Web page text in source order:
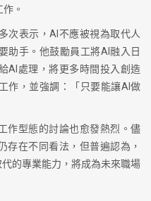
。
次表示，AI不應被視為取代人
助手。他鼓勵員工將AI融入日
AI處理，將更多時間投入創造
作，並強調：「只要能讓AI做
作型態的討論也愈發熱烈。儘
存在不同看法，但普遍認為，
的專業能力，將成為未來職場